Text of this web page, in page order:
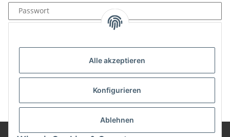
Alle akzeptieren
Konfigurieren
Ablehnen
Passwort
Neu hier?Jetzt registrieren!